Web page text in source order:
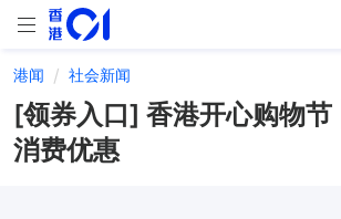
港闻 社会新闻
[领券入口] 香港开心购物
消费优惠